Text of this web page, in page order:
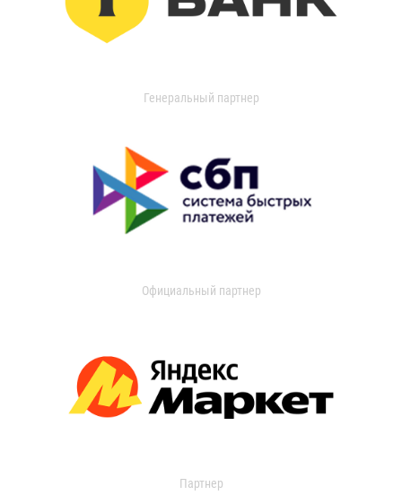
Генеральный партнер
Официальный партнер
Партнер